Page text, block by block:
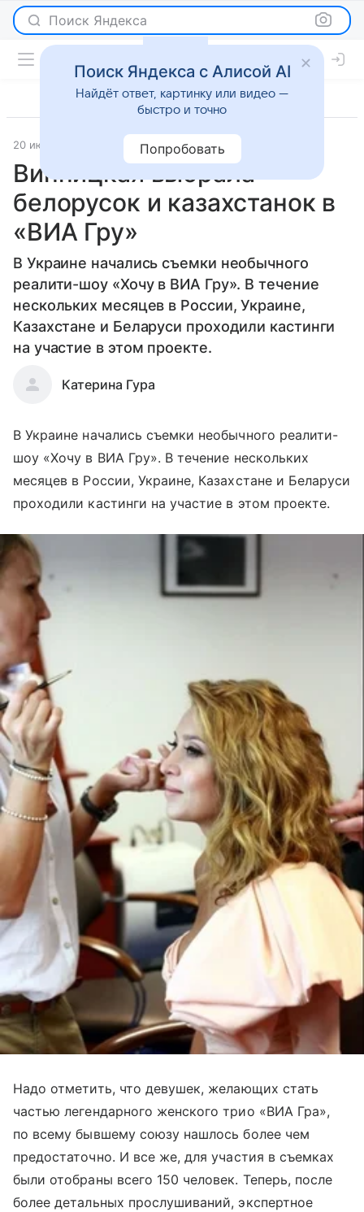
Поиск Яндекса
20 июля 2013
Винницкая выбрала
белорусок и казахстанок в
«ВИА Гру»
В Украине начались съемки необычного
реалити-шоу «Хочу в ВИА Гру». В течение
нескольких месяцев в России, Украине,
Казахстане и Беларуси проходили кастинги
на участие в этом проекте.
Катерина Гура
В Украине начались съемки необычного реалити-
шоу «Хочу в ВИА Гру». В течение нескольких
месяцев в России, Украине, Казахстане и Беларуси
проходили кастинги на участие в этом проекте.
Надо отметить, что девушек, желающих стать
частью легендарного женского трио «ВИА Гра»,
по всему бывшему союзу нашлось более чем
предостаточно. И все же, для участия в съемках
были отобраны всего 150 человек. Теперь, после
более детальных прослушиваний, экспертное
Поиск Яндекса с Алисой AI
Найдёт ответ, картинку или видео —
быстро и точно
Попробовать